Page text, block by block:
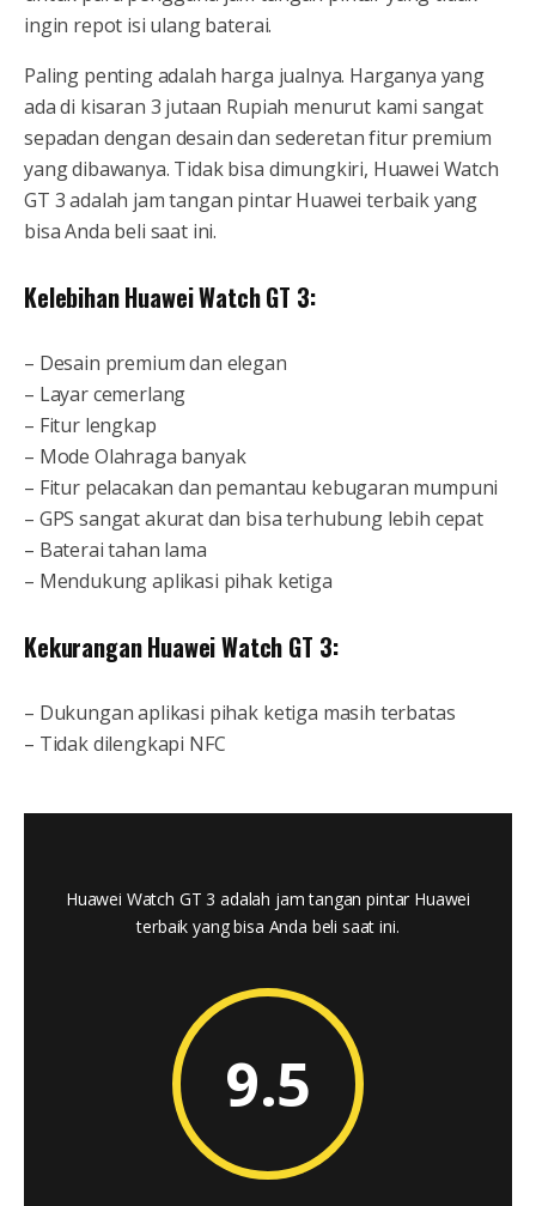
ingin repot isi ulang baterai.
Paling penting adalah harga jualnya. Harganya yang
ada di kisaran 3 jutaan Rupiah menurut kami sangat
sepadan dengan desain dan sederetan fitur premium
yang dibawanya. Tidak bisa dimungkiri, Huawei Watch
GT 3 adalah jam tangan pintar Huawei terbaik yang
bisa Anda beli saat ini.
Kelebihan Huawei Watch GT 3:
– Desain premium dan elegan
– Layar cemerlang
– Fitur lengkap
– Mode Olahraga banyak
– Fitur pelacakan dan pemantau kebugaran mumpuni
– GPS sangat akurat dan bisa terhubung lebih cepat
– Baterai tahan lama
– Mendukung aplikasi pihak ketiga
Kekurangan Huawei Watch GT 3:
– Dukungan aplikasi pihak ketiga masih terbatas
– Tidak dilengkapi NFC
Huawei Watch GT 3 adalah jam tangan pintar Huawei
terbaik yang bisa Anda beli saat ini.
9.5